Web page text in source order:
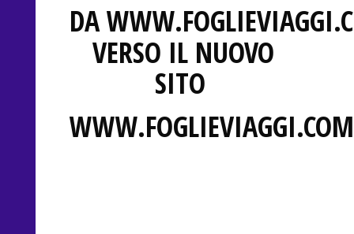
DA
VERSO IL NUOVO
SITO
WWW.FOGLIEVIAGGI.COM